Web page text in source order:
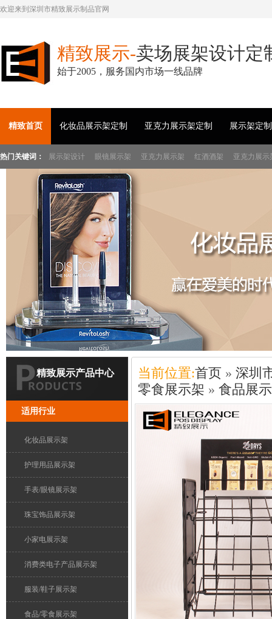
欢迎来到深圳市精致展示制品官网
精致展示-卖场展架设计定
始于2005，服务国内市场一线品牌
精致首页 化妆品展示架定制 亚克力展示架定制 展示架定
热门关键词： 展示架设计 眼镜展示架 亚克力展示架 红酒酒架 亚克力展示
精致展示产品中心
适用行业
化妆品展示架
护理用品展示架
手表/眼镜展示架
珠宝饰品展示架
小家电展示架
消费类电子产品展示架
服装/鞋子展示架
食品/零食展示架
当前位置:首页 » 深圳
零食展示架 » 食品展